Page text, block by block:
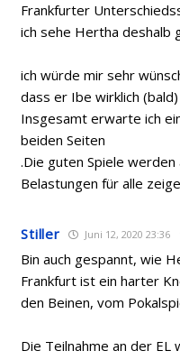
Frankfurter
ich sehe Hertha deshalb
ich würde mir sehr
dass er Ibe wirklich
Insgesamt erwarte ich
beiden Seiten
.Die guten Spiele
Belastungen für alle
Stiller Juni 12, 2020 23:36
Bin auch gespannt, wie
Frankfurt ist ein harter
den Beinen, vom
Die Teilnahme an der EL